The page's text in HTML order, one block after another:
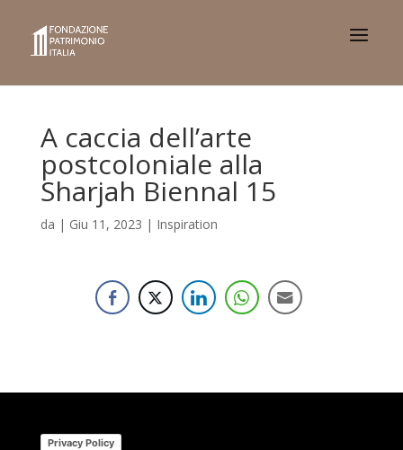
A caccia dell’arte
postcoloniale alla
Sharjah Biennal 15
da | Giu 11, 2023 | Inspiration
Privacy Policy